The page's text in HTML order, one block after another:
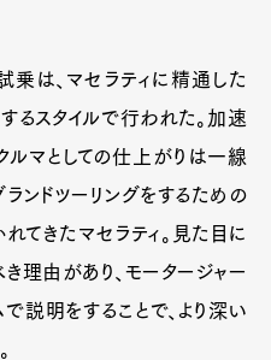
乗は、マセラティに精通した
るスタイルで行われた。加速
ルマとしての仕上がりは一線
ンドツーリングをするための
てきたマセラティ。見た目に
理由があり、モータージャー
で説明をすることで、より深い